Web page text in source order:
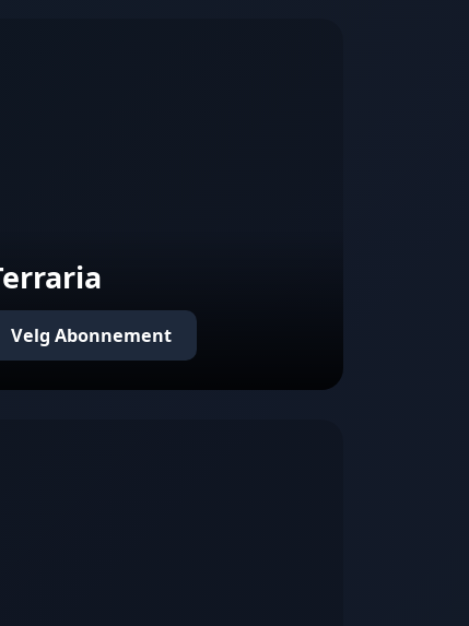
Velg Abonnement